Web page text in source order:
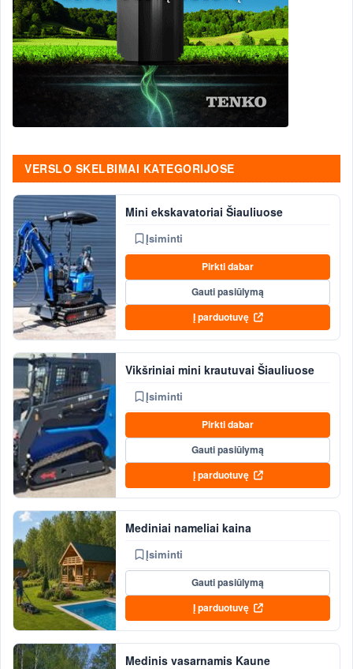
VERSLO SKELBIMAI KATEGORIJOSE
Mini ekskavatoriai Šiauliuose
Įsiminti
Pirkti dabar
Gauti pasiūlymą
Į parduotuvę
Vikšriniai mini krautuvai Šiauliuose
Įsiminti
Pirkti dabar
Gauti pasiūlymą
Į parduotuvę
Mediniai nameliai kaina
Įsiminti
Gauti pasiūlymą
Į parduotuvę
Medinis vasarnamis Kaune